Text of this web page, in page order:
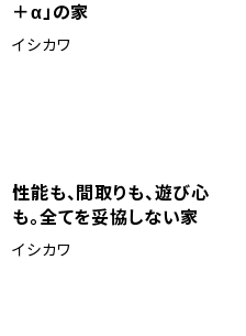
＋α」の家
イシカワ
性能も、間取りも、遊び心
も。全てを妥協しない家
イシカワ